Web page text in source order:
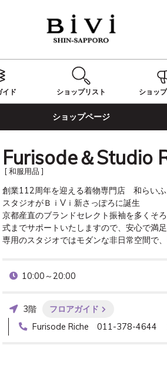
イド ショップリスト ショップ
ショップページ
Furisode＆Studio
[ 和服用品 ]
創業112周年を迎える着物専門店　和らい
スタジオがＢｉVｉ新さっぽろに誕生
京都産直のブランドセレクト振袖を多くそ
式までサポートいたしますので、安心で満
専用のスタジオではモダンな非日常空間で
10:00～20:00
3階 フロアガイド
Furisode Riche 011-378-4644